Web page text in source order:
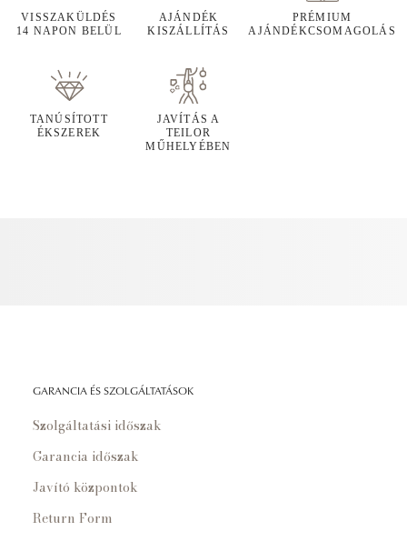
VISSZAKÜLDÉS
14 NAPON BELÜL
AJÁNDÉK
KISZÁLLÍTÁS
PRÉMIUM
AJÁNDÉKCSOMAGOLÁS
TANÚSÍTOTT
ÉKSZEREK
JAVÍTÁS A
TEILOR
MŰHELYÉBEN
GARANCIA ÉS SZOLGÁLTATÁSOK
Szolgáltatási időszak
Garancia időszak
Javító központok
Return Form